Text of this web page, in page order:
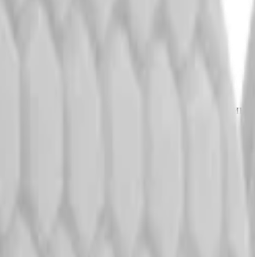
и расходные материалы для детейлинга.